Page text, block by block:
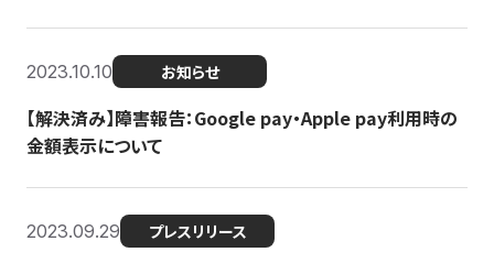
2023.10.10 お知らせ
【解決済み】障害報告：Google pay・Apple pay利用時の
金額表示について
2023.09.29 プレスリリース